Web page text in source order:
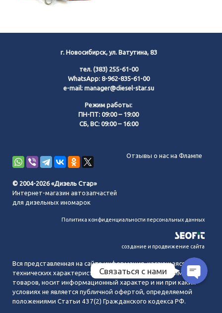
г. Новосибирск, ул. Ватутина, 83
тел. (383) 255-61-00
WhatsApp: 8-962-835-61-00
e-mail: manager@diesel-star.su
Режим работы:
ПН-ПТ: 09:00 – 19:00
СБ, ВС: 09:00 – 16:00
Отзывы о нас на Флампе
© 2004-2026 «Дизель Стар»
Интернет-магазин автозапчастей
для дизельных иномарок
Политика конфиденциальности персональных данных
создание и продвижение сайта
Вся представленная на сайте информация, касающаяся
технических характеристик, наличия на складе, стоимости
товаров, носит информационный характер и ни при каких
условиях не является публичной офертой, определяемой
положениями Статьи 437(2) Гражданского кодекса РФ.
Связаться с нами